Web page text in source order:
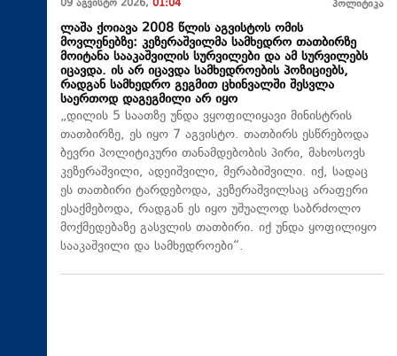
09 აგვისტო 2026, 01:04 პოლიტიკა
ლაშა ქოიავა 2008 წლის აგვისტოს ომის
მოვლენებზე: კეზერაშვილმა სამხედრო თათბირზე
მოიტანა სააკაშვილის სურვილები და ამ სურვილებს
იცავდა. ის არ იცავდა სამხედროების პოზიციებს,
რადგან სამხედრო გეგმით ცხინვალში შესვლა
საერთოდ დაგეგმილი არ იყო
„დილის 5 საათზე უნდა ვყოფილიყავი მინისტრის
თათბირზე, ეს იყო 7 აგვისტო. თათბირს ესწრებოდა
ბევრი პოლიტიკური თანამდებობის პირი, მახოსოვს
კეზერაშვილი, ადეიშვილი, მერაბიშვილი. იქ, სადაც
ეს თათბირი ტარდებოდა, კეზერაშვილსაც არაფერი
ესაქმებოდა, რადგან ეს იყო უშუალოდ საბრძოლო
მოქმედებაზე გასვლის თათბირი. იქ უნდა ყოფილიყო
სააკაშვილი და სამხედროები“.